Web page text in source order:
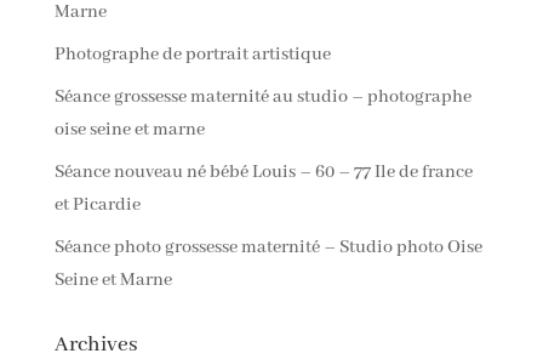
Marne
Photographe de portrait artistique
Séance grossesse maternité au studio – photographe
oise seine et marne
Séance nouveau né bébé Louis – 60 – 77 Ile de france
et Picardie
Séance photo grossesse maternité – Studio photo Oise
Seine et Marne
Archives